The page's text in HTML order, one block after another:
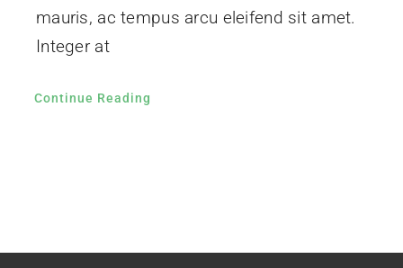
mauris, ac tempus arcu eleifend sit amet.
Integer at
Continue Reading